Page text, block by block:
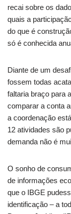
recai sobre os
quais a
do que é
só é conhecida
Diante de um
fossem todas
faltaria braço para
comparar a conta
a coordenação
12 atividades são
demanda não é
O sonho de
de informações
que o IBGE
identificação – a